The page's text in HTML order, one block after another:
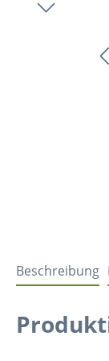
Beschreibung